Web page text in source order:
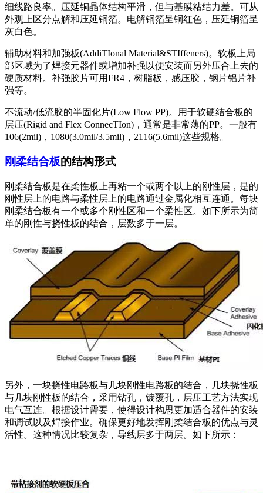
细线路良率。压延铜晶体结构平滑，但与基膜粘结力差。可从
外观上区分点解和压延铜箔。电解铜箔呈铜红色，压延铜箔呈
灰白色。
辅助材料和加强板(AddiTIonal Material&STIffeners)。软板上局
部区域为了焊接元器件或增加补强以便安装而另外压合上去的
硬质材料。补强胶片可用FR4，树脂板，感压胶，钢片铝片补
强等。
不流动/低流胶的半固化片(Low Flow PP)。用于软硬结合板的
层压(Rigid and Flex ConnecTIon)，通常是非常薄的PP。一般有
106(2mil)，1080(3.0mil/3.5mil)，2116(5.6mil)这些规格。
刚柔结合板的结构形式
刚柔结合板是在柔性板上再粘一个或两个以上的刚性层，是的
刚性层上的电路与柔性层上的电路通过金属化相互连通。每块
刚柔结合板有一个或多个刚性区和一个柔性区。如下所示为简
单的刚性与挠性板的结合，层数多于一层。
另外，一块挠性电路板与几块刚性电路板的结合，几块挠性板
与几块刚性板的结合，采用钻孔，镀覆孔，层压工艺方法实现
电气互连。根据设计需要，使得设计构思更加适合器件的安装
和调试以及焊接作业。确保更好地发挥刚柔结合板的优点与灵
活性。这种情况比较复杂，导线层多于两层。如下所示：